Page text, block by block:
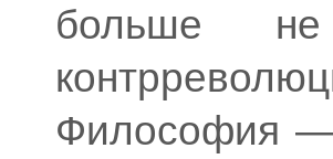
больше
Философия —